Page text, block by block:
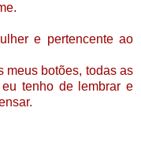
e pertencente ao
meus botões, todas as
tenho de lembrar e